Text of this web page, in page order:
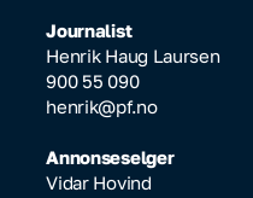
Journalist
Henrik Haug Laursen
900 55 090
henrik@pf.no
Annonseselger
Vidar Hovind